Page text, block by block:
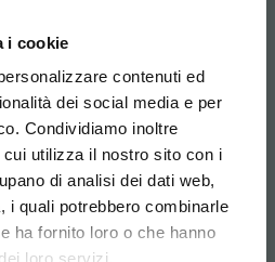
i cookie
contenuti ed
dei social media e per
Condividiamo inoltre
utilizza il nostro sito con i
di analisi dei dati web,
i quali potrebbero combinarle
ha fornito loro o che hanno
you are in and your
browsing experience
Telefon
bis Freitag
- 13:00
IN UNSERE
für dich...
erste Bestellung *